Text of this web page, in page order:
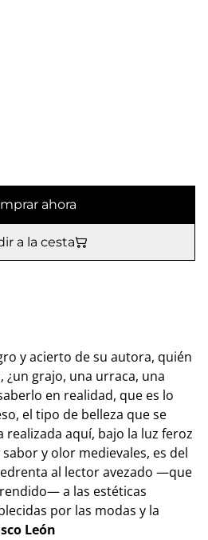
ahora
a la cesta
y acierto de su autora, quién
¿un grajo, una urraca, una
en realidad, que es lo
el tipo de belleza que se
realizada aquí, bajo la luz feroz
y olor medievales, es del
al lector avezado —que
a las estéticas
por las modas y la
León